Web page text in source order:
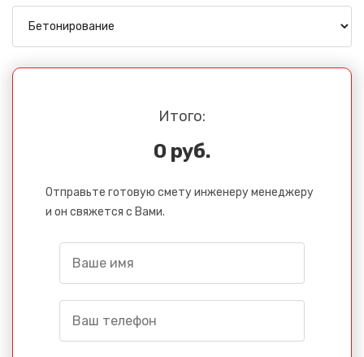
Итого:
0 руб.
Отправьте готовую смету инженеру менеджеру
и он свяжется с Вами.
Сообщение успешно
отправлено